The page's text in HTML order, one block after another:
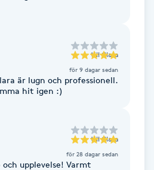
till Clara
för 9 dagar sedan
är lugn och professionell.
hit igen :)
till Clara
för 28 dagar sedan
och upplevelse! Varmt